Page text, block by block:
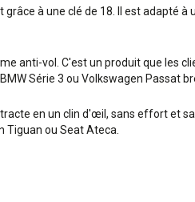
à une clé de 18. Il est adapté à
anti-vol. C'est un produit que les
Série 3 ou Volkswagen Passat
en un clin d'œil, sans effort et
Tiguan ou Seat Ateca.